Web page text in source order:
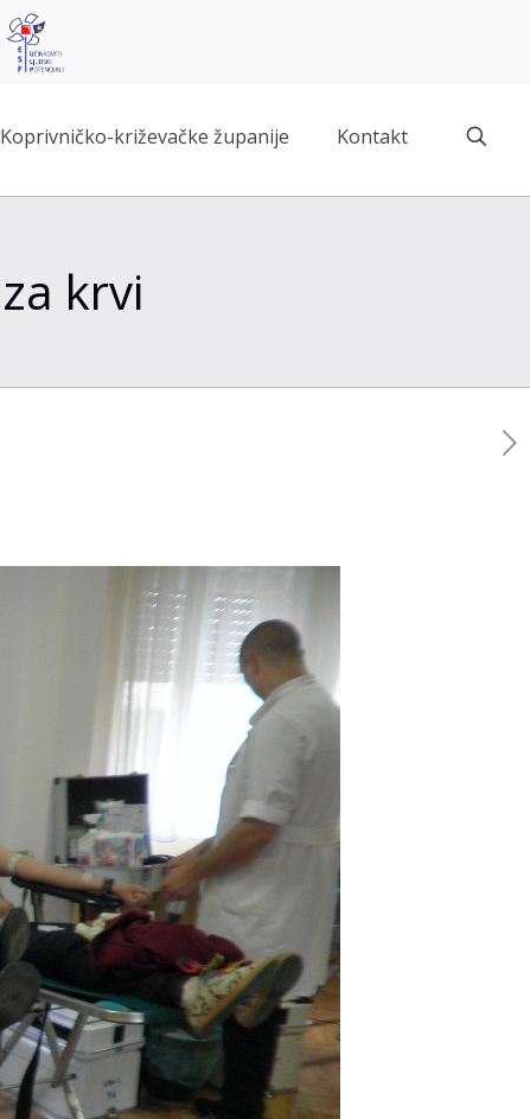
Koprivničko-križevačke županije Kontakt
krvi